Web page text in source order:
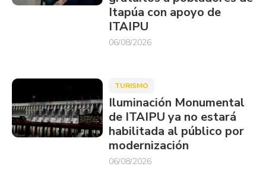
Itapúa con apoyo de
ITAIPU
06/08/2026
TURISMO
Iluminación Monumental
de ITAIPU ya no estará
habilitada al público por
modernización
06/08/2026